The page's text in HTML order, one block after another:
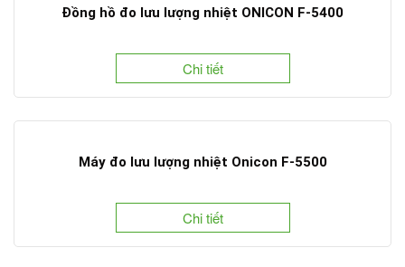
Đồng hồ đo lưu lượng nhiệt ONICON F-5400
Chi tiết
Máy đo lưu lượng nhiệt Onicon F-5500
Chi tiết